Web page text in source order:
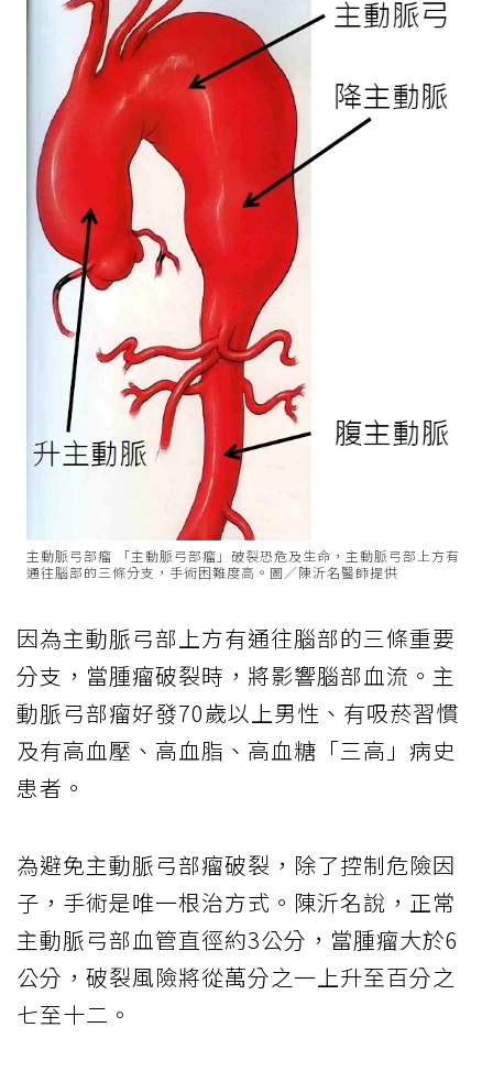
主動脈弓部瘤 「主動脈弓部瘤」破裂恐危及生命，主動脈弓部上方有
通往腦部的三條分支，手術困難度高。圖／陳沂名醫師提供
因為主動脈弓部上方有通往腦部的三條重要
分支，當腫瘤破裂時，將影響腦部血流。主
動脈弓部瘤好發70歲以上男性、有吸菸習慣
及有高血壓、高血脂、高血糖「三高 」病史
患者。
為避免主動脈弓部瘤破裂，除了控制危險因
子，手術是唯一根治方式。陳沂名說，正常
主動脈弓部血管直徑約3公分，當腫瘤大於6
公分，破裂風險將從萬分之一上升至百分之
七至十二。